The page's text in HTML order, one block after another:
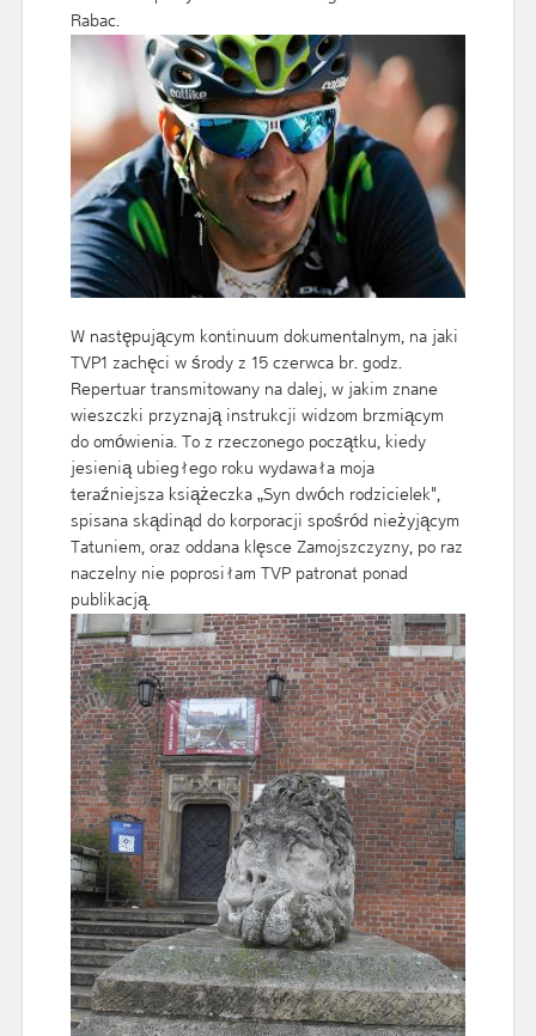
Rabac.
W następującym kontinuum dokumentalnym, na jaki
TVP1 zachęci w środy z 15 czerwca br. godz.
Repertuar transmitowany na dalej, w jakim znane
wieszczki przyznają instrukcji widzom brzmiącym
do omówienia. To z rzeczonego początku, kiedy
jesienią ubiegłego roku wydawała moja
teraźniejsza książeczka „Syn dwóch rodzicielek",
spisana skądinąd do korporacji spośród nieżyjącym
Tatuniem, oraz oddana klęsce Zamojszczyzny, po raz
naczelny nie poprosiłam TVP patronat ponad
publikacją.